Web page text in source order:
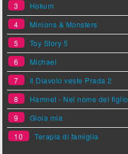
3
Hokum
4
Minions & Monsters
5
Toy Story 5
6
Michael
7
Il Diavolo veste Prada 2
8
Hamnet - Nel nome del figlio
9
Gioia mia
10
Terapia di famiglia